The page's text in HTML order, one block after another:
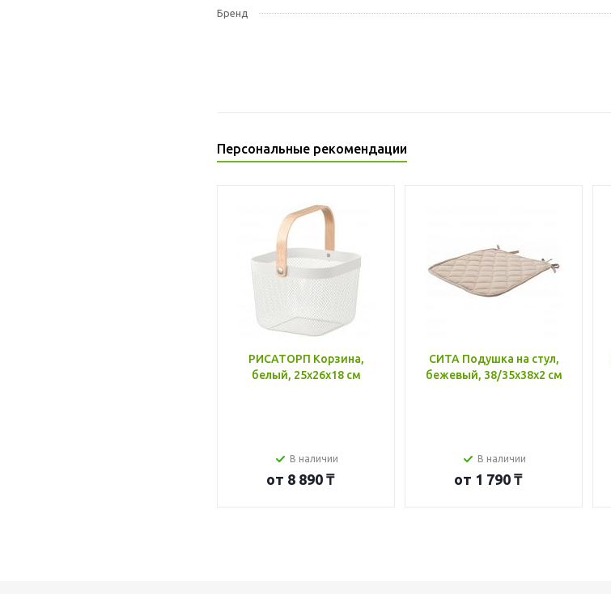
Бренд
Персональные рекомендации
РИСАТОРП Корзина,
белый, 25x26x18 см
В наличии
от 8 890 ₸
СИТА Подушка на стул,
бежевый, 38/35x38x2 см
В наличии
от 1 790 ₸